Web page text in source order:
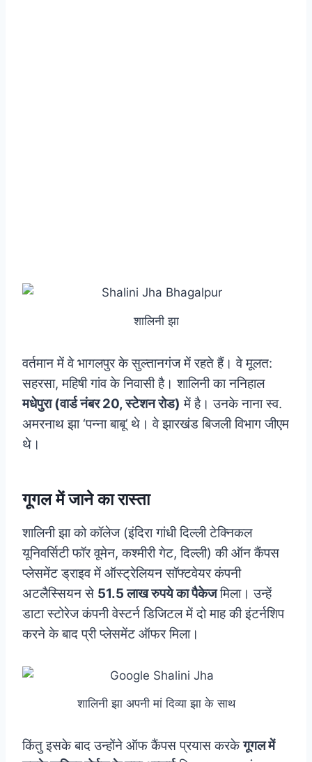
शालिनी झा
वर्तमान में वे भागलपुर के सुल्तानगंज में रहते हैं। वे मूलत:
सहरसा, महिषी गांव के निवासी है। शालिनी का ननिहाल
मधेपुरा (वार्ड नंबर 20, स्‍टेशन रोड) में है। उनके नाना स्व.
अमरनाथ झा ‘पन्ना बाबू’ थे। वे झारखंड बिजली विभाग जीएम
थे।
गूगल में जाने का रास्ता
शालिनी झा को कॉलेज (इंदिरा गांधी दिल्ली टेक्निकल
यूनिवर्सिटी फॉर वूमेन, कश्मीरी गेट, दिल्ली) की ऑन कैंपस
प्लेसमेंट ड्राइव में ऑस्ट्रेलियन सॉफ्टवेयर कंपनी
अटलैस्सियन से 51.5 लाख रुपये का पैकेजमिला। उन्‍हें
डाटा स्टोरेज कंपनी वेस्टर्न डिजिटल में दो माह की इंटर्नशिप
करने के बाद प्री प्लेसमेंट ऑफर मिला।
शालिनी झा अपनी मां दिव्या झा के साथ
किंतु इसके बाद उन्‍होंने ऑफ कैंपस प्रयास करकेगूगल में